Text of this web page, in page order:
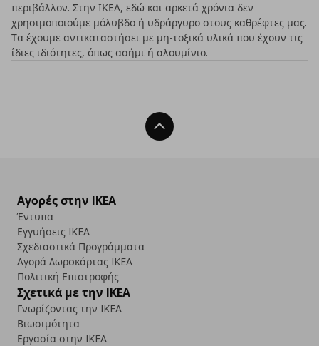
περιβάλλον. Στην ΙΚΕΑ, εδώ και αρκετά χρόνια δεν
χρησιμοποιούμε μόλυβδο ή υδράργυρο στους καθρέφτες μας.
Τα έχουμε αντικαταστήσει με μη-τοξικά υλικά που έχουν τις
ίδιες ιδιότητες, όπως ασήμι ή αλουμίνιο.
Back To Top
Αγορές στην IKEA
Έντυπα
Εγγυήσεις IKEA
Σχεδιαστικά Προγράμματα
Αγορά Δωρoκάρτας IKEA
Πολιτική Επιστροφής
Σχετικά με την IKEA
Γνωρίζοντας την IKEA
Βιωσιμότητα
Εργασία στην IKEA